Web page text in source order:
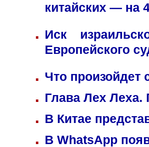
китайских — на
Иск
Европейского
Что произойдет
Глава Лех
В Китае
В WhatsApp